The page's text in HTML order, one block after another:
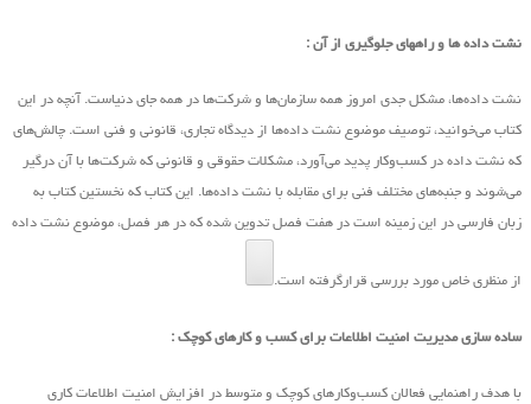
نشت داده ها و راههای جلوگیری از آن :
نشت داده‌ها، مشکل جدی امروز همه سازمان‌ها و شرکت‌ها در همه جای دنیاست. آنچه در این
کتاب ‌می‌خوانید، توصیف موضوع نشت داده‌ها از دیدگاه تجاری، قانونی و فنی است. چالش‌های
که نشت داده در کسب‌و‌کار پدید ‌می‌آورد، مشکلات حقوقی و قانونی که شرکت‌ها با آن درگیر
‌می‌شوند و جنبه‌های مختلف فنی برای مقابله با نشت داده‌ها. این کتاب که نخستین کتاب به
زبان فارسی در این زمینه است در هفت فصل تدوین شده که در هر فصل، موضوع نشت داده
از منظری خاص مورد بررسی قرارگرفته است.
ساده سازی مدیریت امنیت اطلاعات برای کسب و کارهای کوچک :
با هدف راهنمایی فعالان کسب‌وکارهای کوچک و متوسط در افزایش امنیت اطلاعات کاری